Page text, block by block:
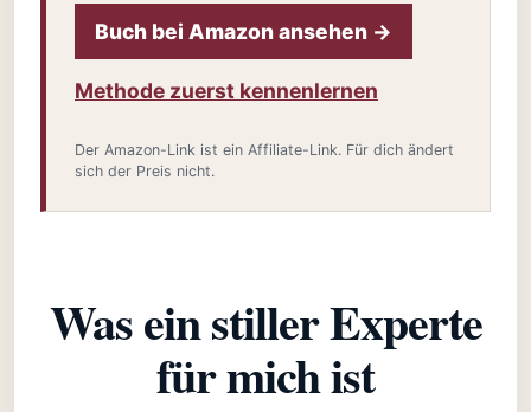
Buch bei Amazon ansehen →
Methode zuerst kennenlernen
Der Amazon-Link ist ein Affiliate-Link. Für dich ändert
sich der Preis nicht.
Was ein stiller Experte
für mich ist